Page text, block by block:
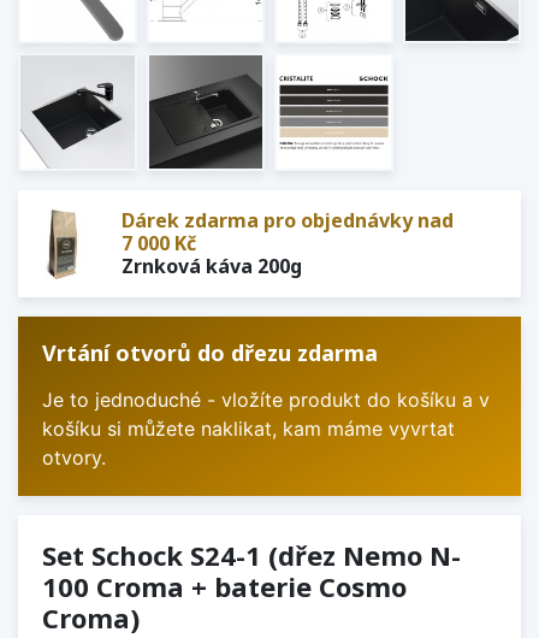
Dárek zdarma pro objednávky nad
7 000 Kč
Zrnková káva 200g
Vrtání otvorů do dřezu zdarma
Je to jednoduché - vložíte produkt do košíku a v
košíku si můžete naklikat, kam máme vyvrtat
otvory.
Set Schock S24-1 (dřez Nemo N-
100 Croma + baterie Cosmo
Croma)